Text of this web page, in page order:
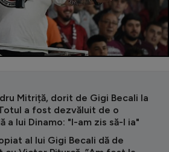
Mitriță, dorit de Gigi Becali la
a fost dezvăluit de o
a lui Dinamo: "I-am zis să-l ia"
al lui Gigi Becali dă de